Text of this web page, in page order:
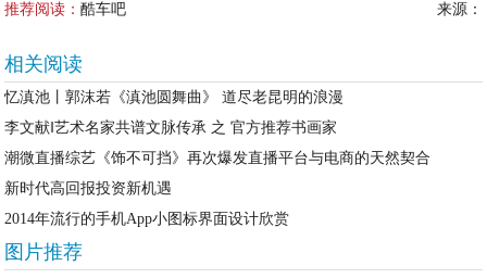
推荐阅读：酷车吧 来源：
相关阅读
忆滇池丨郭沫若《滇池圆舞曲》 道尽老昆明的浪漫
李文献‖艺术名家共谱文脉传承 之 官方推荐书画家
潮微直播综艺《饰不可挡》再次爆发直播平台与电商的天然契合
新时代高回报投资新机遇
2014年流行的手机App小图标界面设计欣赏
图片推荐